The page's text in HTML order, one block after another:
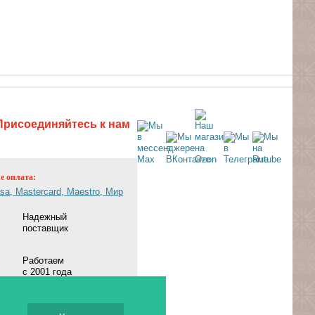
к нам
оплата:
Надежный
поставщик
Работаем
с 2001 года